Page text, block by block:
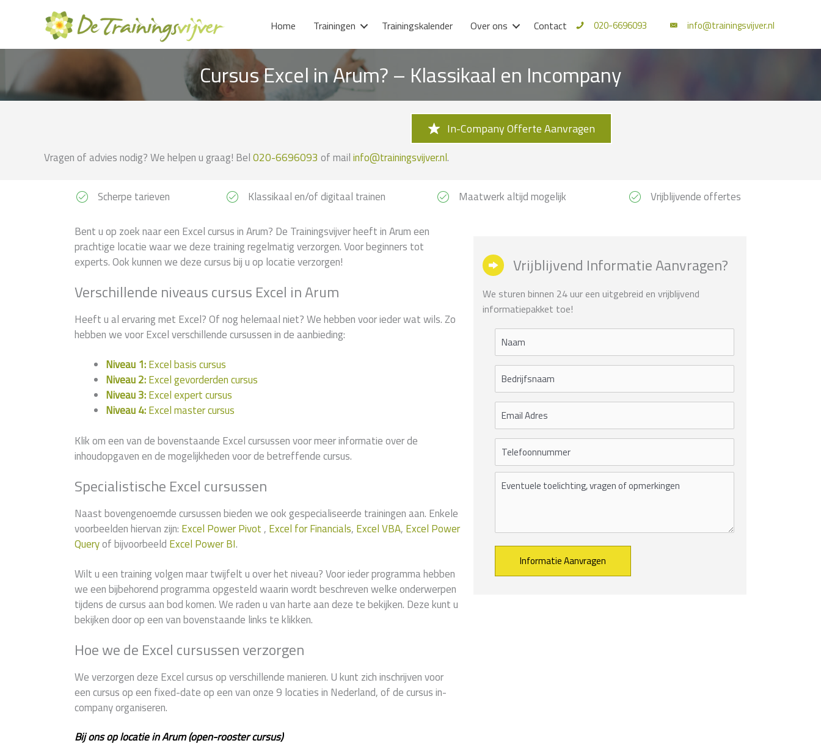
inhoud
Home Trainingen Trainingskalender Over ons Contact 020-6696093 info@trainingsvijver.nl
Cursus Excel in Arum? – Klassikaal en Incompany
In-Company Offerte Aanvragen
Vragen of advies nodig? We helpen u graag! Bel020-6696093 of mailinfo@trainingsvijver.nl.
Scherpe tarieven Klassikaal en/of digitaal trainen Maatwerk altijd mogelijk Vrijblijvende offertes
Bent u op zoek naar een Excel cursus in Arum? De Trainingsvijver heeft in Arum een
prachtige locatie waar we deze training regelmatig verzorgen. Voor beginners tot
experts. Ook kunnen we deze cursus bij u op locatie verzorgen!
Verschillende niveaus cursus Excel in Arum
Heeft u al ervaring met Excel? Of nog helemaal niet? We hebben voor ieder wat wils. Zo
hebben we voor Excel verschillende cursussen in de aanbieding:
Niveau 1:Excel basis cursus
Niveau 2:Excel gevorderden cursus
Niveau 3:Excel expert cursus
Niveau 4:Excel master cursus
Klik om een van de bovenstaande Excel cursussen voor meer informatie over de
inhoudopgaven en de mogelijkheden voor de betreffende cursus.
Specialistische Excel cursussen
Naast bovengenoemde cursussen bieden we ook gespecialiseerde trainingen aan. Enkele
voorbeelden hiervan zijn: Excel Power Pivot , Excel for Financials, Excel VBA, Excel Power
Queryof bijvoorbeeld Excel Power BI.
Wilt u een training volgen maar twijfelt u over het niveau? Voor ieder programma hebben
we een bijbehorend programma opgesteld waarin wordt beschreven welke onderwerpen
tijdens de cursus aan bod komen. We raden u van harte aan deze te bekijken. Deze kunt u
bekijken door op een van bovenstaande links te klikken.
Hoe we de Excel cursussen verzorgen
We verzorgen deze Excel cursus op verschillende manieren. U kunt zich inschrijven voor
een cursus op een fixed-date op een van onze 9 locaties in Nederland, of de cursus in-
company organiseren.
Bij ons op locatie in Arum (open-rooster cursus)
Vrijblijvend Informatie Aanvragen?
We sturen binnen 24 uur een uitgebreid en vrijblijvend
informatiepakket toe!